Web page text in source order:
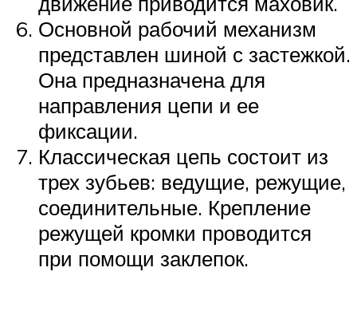
Основной рабочий механизм
представлен шиной с застежкой.
Она предназначена для
направления цепи и ее
фиксации.
Классическая цепь состоит из
трех зубьев: ведущие, режущие,
соединительные. Крепление
режущей кромки проводится
при помощи заклепок.